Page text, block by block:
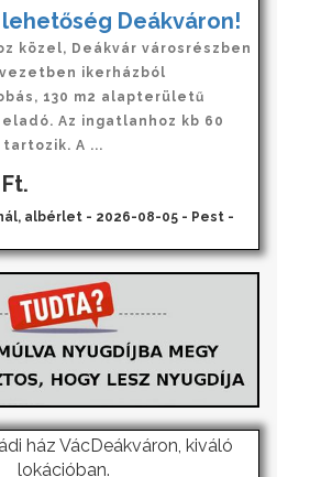
Deákváron!
közel, Deákvár városrészben
ikerházból
130 m2 alapterületű
Az ingatlanhoz kb 60
A ...
Ft.
albérlet - 2026-08-05 - Pest -